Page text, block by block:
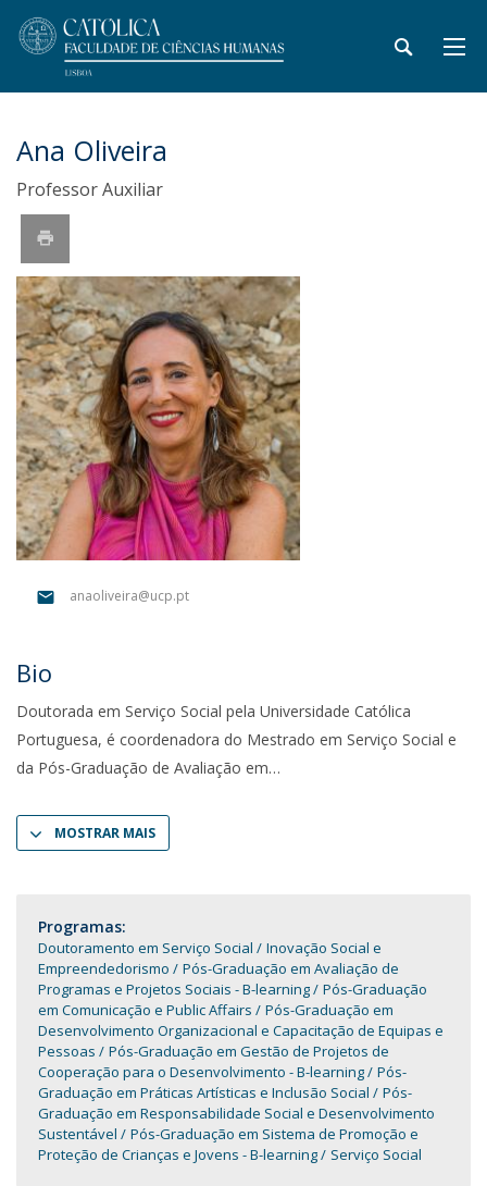
Ana Oliveira
Professor Auxiliar
anaoliveira@ucp.pt
Bio
Doutorada em Serviço Social pela Universidade Católica
Portuguesa, é coordenadora do Mestrado em Serviço Social e
da Pós-Graduação de Avaliação em
MOSTRAR MAIS
Programas:
Doutoramento em Serviço Social
Inovação Social e
Empreendedorismo
Pós-Graduação em Avaliação de
Programas e Projetos Sociais - B-learning
Pós-Graduação
em Comunicação e Public Affairs
Pós-Graduação em
Desenvolvimento Organizacional e Capacitação de Equipas e
Pessoas
Pós-Graduação em Gestão de Projetos de
Cooperação para o Desenvolvimento - B-learning
Pós-
Graduação em Práticas Artísticas e Inclusão Social
Pós-
Graduação em Responsabilidade Social e Desenvolvimento
Sustentável
Pós-Graduação em Sistema de Promoção e
Proteção de Crianças e Jovens - B-learning
Serviço Social